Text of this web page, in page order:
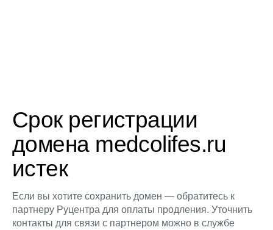
Срок регистрации
домена medcolifes.ru
истек
Если вы хотите сохранить домен — обратитесь к
партнеру Руцентра для оплаты продления. Уточнить
контакты для связи с партнером можно в службе